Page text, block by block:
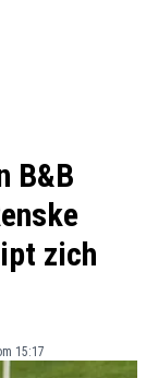
B&B
zich
15:17